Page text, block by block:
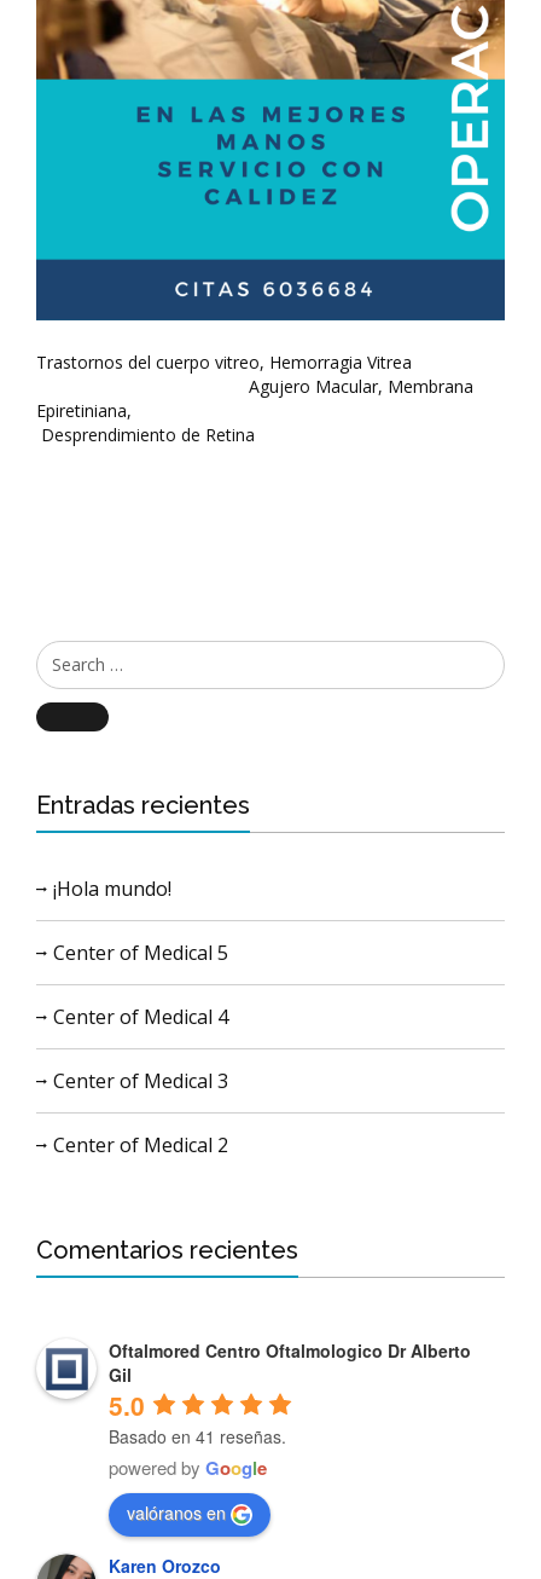
Trastornos del cuerpo vitreo, Hemorragia Vitrea
Agujero Macular, Membrana
Epiretiniana,
Desprendimiento de Retina
Search
Entradas recientes
¡Hola mundo!
Center of Medical 5
Center of Medical 4
Center of Medical 3
Center of Medical 2
Comentarios recientes
Oftalmored Centro Oftalmologico Dr Alberto
Gil
5.0
Basado en 41 reseñas.
powered by Google
valóranos en
Karen Orozco